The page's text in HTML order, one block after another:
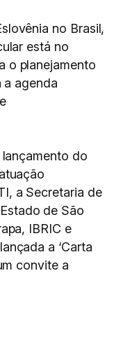
no Brasil,
está no
o planejamento
a agenda
do
a Secretaria de
de São
IBRIC e
a ‘Carta
convite a